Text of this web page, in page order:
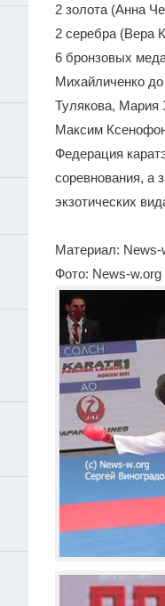
2 золота (Анна
2 серебра (Вера
6 бронзовых
Михайличенко
Тулякова, Мария
Максим
Федерация
соревнования, а
экзотических
Материал:
Фото: News-w.org